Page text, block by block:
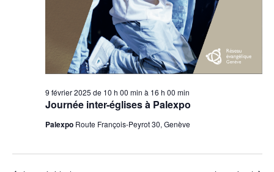
Journée inter-églises à Palexpo
9 février 2025 de 10 h 00 min à 16 h 00 min
Palexpo Route François-Peyrot 30, Genève